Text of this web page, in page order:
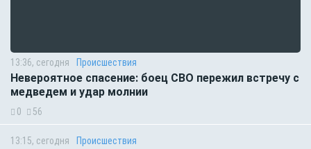
13:36, сегодня Происшествия
Невероятное спасение: боец СВО пережил встречу с
медведем и удар молнии
0 56
13:15, сегодня Происшествия